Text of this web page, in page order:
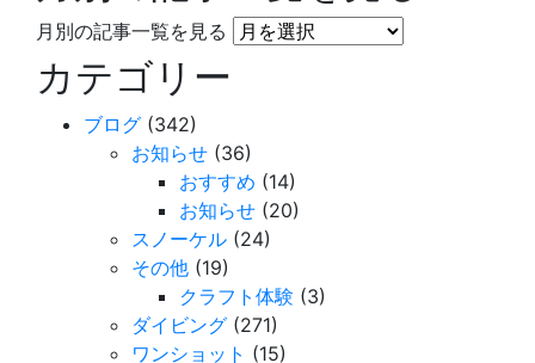
月別の記事一覧を見る
カテゴリー
ブログ (342)
お知らせ (36)
おすすめ (14)
お知らせ (20)
スノーケル (24)
その他 (19)
クラフト体験 (3)
ダイビング (271)
ワンショット (15)